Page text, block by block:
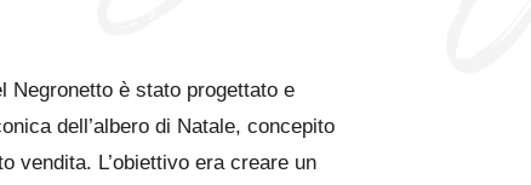
Negronetto è stato progettato e
dell’albero di Natale, concepito
vendita. L’obiettivo era creare un